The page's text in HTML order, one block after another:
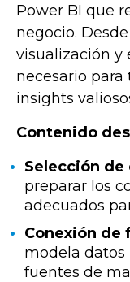
Power BI que
negocio.
visualización y
necesario
insights
Contenido
Selección de
preparar los
adecuados
Conexión de
modela
fuentes de